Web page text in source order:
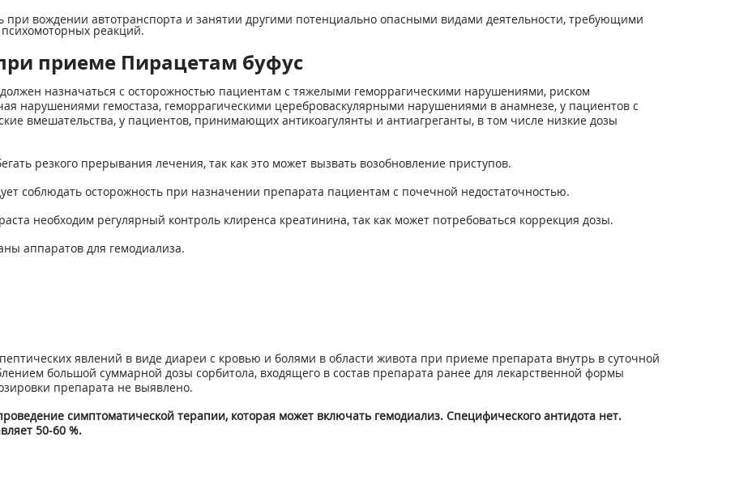
при вождении автотранспорта и занятии другими потенциально опасными видами деятельности, требующими
реакций.
приеме Пирацетам буфус
назначаться с осторожностью пациентам с тяжелыми геморрагическими нарушениями, риском
нарушениями гемостаза, геморрагическими цереброваскулярными нарушениями в анамнезе, у пациентов с
вмешательства, у пациентов, принимающих антикоагулянты и антиагреганты, в том числе низкие дозы
резкого прерывания лечения, так как это может вызвать возобновление приступов.
соблюдать осторожность при назначении препарата пациентам с почечной недостаточностью.
необходим регулярный контроль клиренса креатинина, так как может потребоваться коррекция дозы.
аппаратов для гемодиализа.
явлений в виде диареи с кровью и болями в области живота при приеме препарата внутрь в суточной
большой суммарной дозы сорбитола, входящего в состав препарата ранее для лекарственной формы
препарата не выявлено.
симптоматической терапии, которая может включать гемодиализ. Специфического антидота нет.
50-60 %.